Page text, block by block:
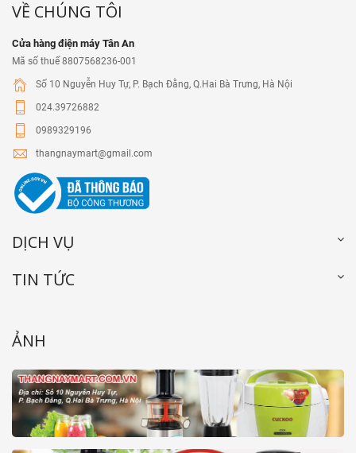
VỀ CHÚNG TÔI
Cửa hàng điện máy Tân An
Mã số thuế 8807568236-001
Số 10 Nguyễn Huy Tự, P. Bạch Đằng, Q.Hai Bà Trưng, Hà Nội
024.39726882
0989329196
thangnaymart@gmail.com
DỊCH VỤ
TIN TỨC
ẢNH